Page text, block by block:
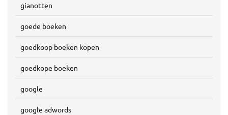
gianotten
goede boeken
goedkoop boeken kopen
goedkope boeken
google
google adwords